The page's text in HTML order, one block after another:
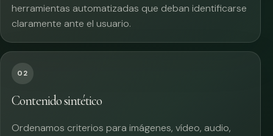
herramientas automatizadas que deban identificarse
claramente ante el usuario.
02
Contenido sintético
Ordenamos criterios para imágenes, vídeo, audio,